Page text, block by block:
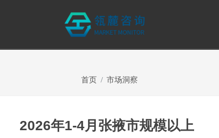
首页 市场洞察
2026年1-4月张掖市规模以上